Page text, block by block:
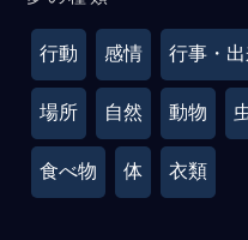
行動 感情 行事・
場所 自然 動物
食べ物 体 衣類